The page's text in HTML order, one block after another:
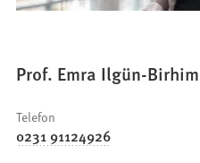
Prof. Emra Ilgün-
Telefon
0231 91124926